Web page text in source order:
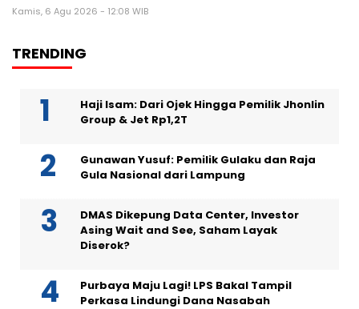
Kamis, 6 Agu 2026 - 12:08 WIB
TRENDING
Haji Isam: Dari Ojek Hingga Pemilik Jhonlin
Group & Jet Rp1,2T
Gunawan Yusuf: Pemilik Gulaku dan Raja
Gula Nasional dari Lampung
DMAS Dikepung Data Center, Investor
Asing Wait and See, Saham Layak
Diserok?
Purbaya Maju Lagi! LPS Bakal Tampil
Perkasa Lindungi Dana Nasabah